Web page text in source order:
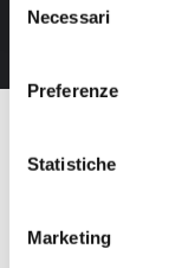
delNecessari
Preferenze
Statistiche
Marketing